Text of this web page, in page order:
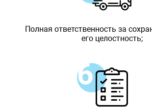
Полная ответственность за
его целостность;